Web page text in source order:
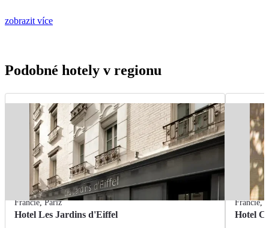
zobrazit více
Podobné hotely v regionu
Francie,Paříž
Hotel Les Jardins d'Eiffel
Francie,
Hotel